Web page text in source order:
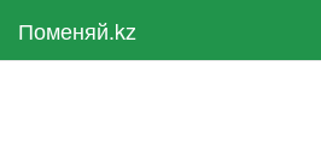
Поменяй.kz